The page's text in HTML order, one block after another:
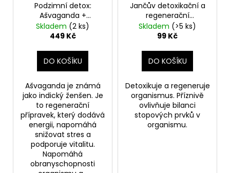
Podzimní detox:
Ašvaganda +
Detoxikační čaj
Skladem (2 ks)
449 Kč
DO KOŠÍKU
Ašvaganda je známá
jako indický ženšen. Je
to regenerační
přípravek, který dodává
energii, napomáhá
snižovat stres a
podporuje vitalitu.
Napomáhá
obranyschopnosti
Jančův detoxikační a
regenerační
univerzální čaj
Skladem (>5 ks)
99 Kč
DO KOŠÍKU
Detoxikuje a regeneruje
organismus. Příznivě
ovlivňuje bilanci
stopových prvků v
organismu.